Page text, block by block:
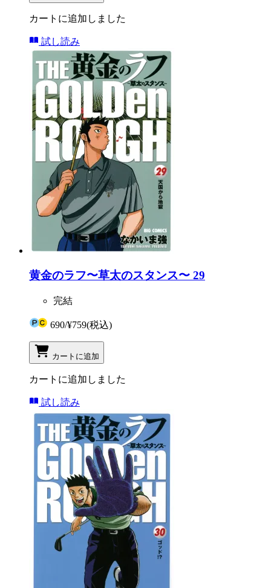
カートに追加しました
試し読み
黄金のラフ〜草太のスタンス〜 29
完結
690/¥759(税込)
カートに追加
カートに追加しました
試し読み